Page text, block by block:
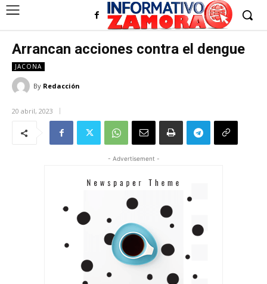
Arrancan acciones contra el dengue
JACONA
By Redacción
20 abril, 2023
- Advertisement -